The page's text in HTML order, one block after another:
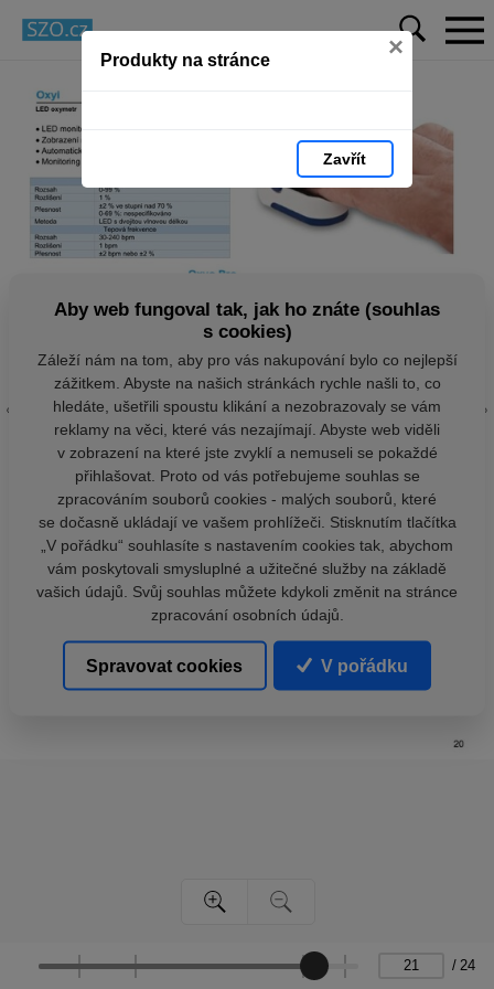
Produkty na stránce ×
Zavřít
/ 24
Aby web fungoval tak, jak ho znáte (souhlas
s cookies)
Záleží nám na tom, aby pro vás nakupování bylo co nejlepší
zážitkem. Abyste na našich stránkách rychle našli to, co
hledáte, ušetřili spoustu klikání a nezobrazovaly se vám
reklamy na věci, které vás nezajímají. Abyste web viděli
v zobrazení na které jste zvyklí a nemuseli se pokaždé
přihlašovat. Proto od vás potřebujeme souhlas se
zpracováním souborů cookies - malých souborů, které
se dočasně ukládají ve vašem prohlížeči. Stisknutím tlačítka
„V pořádku“ souhlasíte s nastavením cookies tak, abychom
vám poskytovali smysluplné a užitečné služby na základě
vašich údajů. Svůj souhlas můžete kdykoli změnit na stránce
zpracování osobních údajů.
Spravovat cookies V pořádku